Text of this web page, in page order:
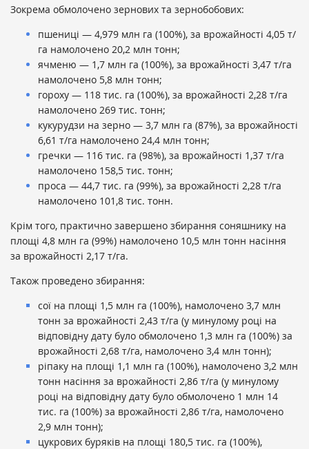
Зокрема обмолочено зернових та зернобобових:
пшениці — 4,979 млн га (100%), за врожайності 4,05 т/
га намолочено 20,2 млн тонн;
ячменю — 1,7 млн га (100%), за врожайності 3,47 т/га
намолочено 5,8 млн тонн;
гороху — 118 тис. га (100%), за врожайності 2,28 т/га
намолочено 269 тис. тонн;
кукурудзи на зерно — 3,7 млн га (87%), за врожайності
6,61 т/га намолочено 24,4 млн тонн;
гречки — 116 тис. га (98%), за врожайності 1,37 т/га
намолочено 158,5 тис. тонн;
проса — 44,7 тис. га (99%), за врожайності 2,28 т/га
намолочено 101,8 тис. тонн.
Крім того, практично завершено збирання соняшнику на
площі 4,8 млн га (99%) намолочено 10,5 млн тонн насіння
за врожайності 2,17 т/га.
Також проведено збирання:
сої на площі 1,5 млн га (100%), намолочено 3,7 млн
тонн за врожайності 2,43 т/га (у минулому році на
відповідну дату було обмолочено 1,3 млн га (100%) за
врожайності 2,68 т/га, намолочено 3,4 млн тонн);
ріпаку на площі 1,1 млн га (100%), намолочено 3,2 млн
тонн насіння за врожайності 2,86 т/га (у минулому
році на відповідну дату було обмолочено 1 млн 14
тис. га (100%) за врожайності 2,86 т/га, намолочено
2,9 млн тонн);
цукрових буряків на площі 180,5 тис. га (100%),